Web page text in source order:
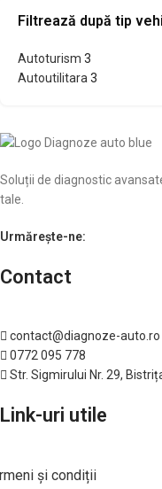
Filtrează după tip
Autoturism 3
Autoutilitara 3
Soluții de diagnostic
tale.
Urmărește-ne:
Contact
contact@diagnoze-auto.ro
0772 095 778
Str. Sigmirului Nr. 29,
Link-uri utile
și condiții